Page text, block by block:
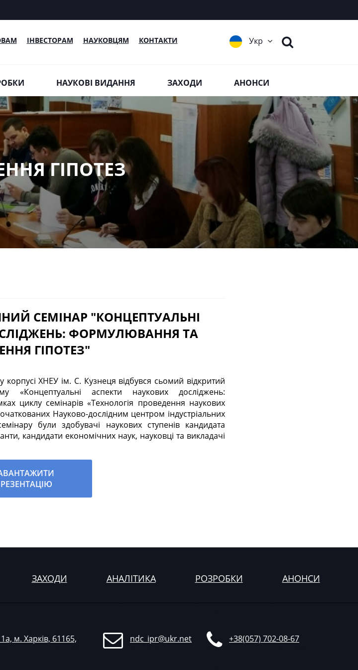
ІНВЕСТОРАМ НАУКОВЦЯМ КОНТАКТИ Укр
НАУКОВІ ВИДАННЯ ЗАХОДИ АНОНСИ
ГІПОТЕЗ
СЕМІНАР "КОНЦЕПТУАЛЬНІ
ФОРМУЛЮВАННЯ ТА
ГІПОТЕЗ"
«Концептуальні аспекти наукових досліджень:
циклу семінарів «Технологія проведення наукових
Науково-дослідним центром індустріальних
були здобувачі наукових ступенів кандидата
кандидати економічних наук, науковці та викладачі
ЗАХОДИ АНАЛІТИКА РОЗРОБКИ АНОНСИ
м. Харків, 61165,
ndc_ipr@ukr.net +38(057) 702-08-67